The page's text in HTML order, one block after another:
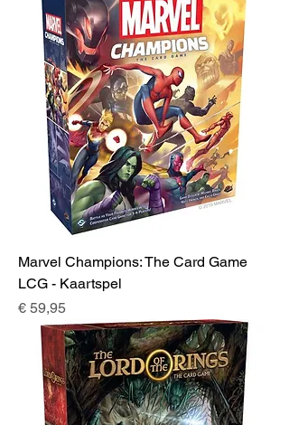
Marvel Champions: The Card Game
LCG - Kaartspel
Prijs
€ 59,95